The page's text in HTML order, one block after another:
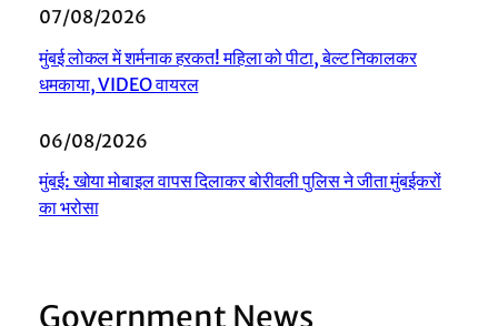
07/08/2026
मुंबई लोकल में शर्मनाक हरकत! महिला को पीटा, बेल्ट निकालकर
धमकाया, VIDEO वायरल
06/08/2026
मुंबई: खोया मोबाइल वापस दिलाकर बोरीवली पुलिस ने जीता मुंबईकरों
का भरोसा
Government News